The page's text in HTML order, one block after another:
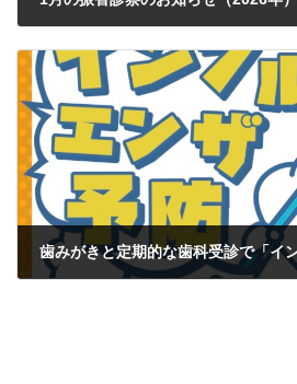
歯みがきと定期的な歯科受診で「イ